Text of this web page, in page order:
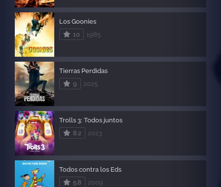
Los Goonies
10
1985
Tierras Perdidas
9
2025
Trolls 3: Todos juntos
8.2
2023
Todos contra los Eds
5.8
2009